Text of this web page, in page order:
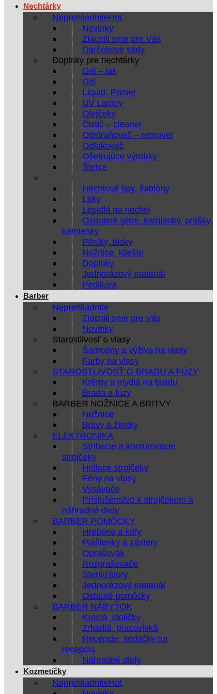
Nechtárky
Neprehliadnite
Novinky
Zlacnili sme pre Vás
Darčekové sady
Doplnky pre nechtárky
Gél – lak
Gél
Liquid, Primer
UV Lampy
Olejčeky
Čistič – cleaner
Odstraňovač – remover
Odlakovač
Ošetrujúce výrobky
Štetce
Nechtové tipy, šablóny
Laky
Lepidlá na nechty
Ozdobné glitre, kamienky, prášky,
kamienky
Pilníky, bloky
Nožnice, kliešte
Doplnky
Jednorázový materiál
Pedikúra
Barber
Neprehliadnite
Zlacnili sme pre Vás
Novinky
Starostlivosť o vlasy
Šampóny a výživa na vlasy
Farby na vlasy
STAROSTLIVOSŤ O BRADU A FÚZY
Krémy a mydlá na bradu
Brada a fúzy
BARBER NOŽNICE A BRITVY
Nožnice
Britvy a žiletky
ELEKTRONIKA
Strihacie a kontúrovacie
strojčeky
Holiace strojčeky
Fény na vlasy
Vysávače
Príslušenstvo k strojčekom a
náhradné diely
BARBER POMÔCKY
Hrebene a kefy
Pláštenky a zástery
Oprašovák
Rozprašovače
Sterilizátory
Jednorázový materiál
Ostatné pomôcky
BARBER NÁBYTOK
Kreslá, stoličky
Zrkadlá, pracoviská
Recepcie, sedačky na
recepciu
Náhradné diely
Kozmetičky
Neprehliadnite